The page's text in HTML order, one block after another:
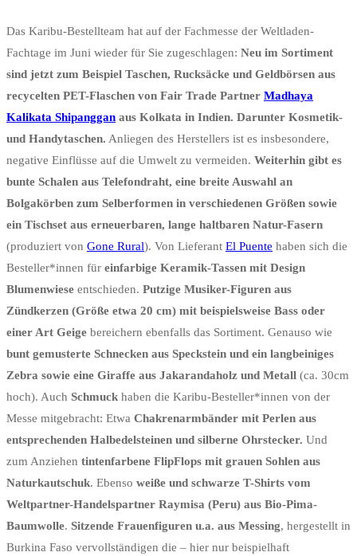
Das Karibu-Bestellteam hat auf der Fachmesse der Weltladen-
Fachtage im Juni wieder für Sie zugeschlagen: Neu im Sortiment
sind jetzt zum Beispiel Taschen, Rucksäcke und Geldbörsen aus
recycelten PET-Flaschen von Fair Trade Partner Madhaya
Kalikata Shipanggan aus Kolkata in Indien. Darunter Kosmetik-
und Handytaschen. Anliegen des Herstellers ist es insbesondere,
negative Einflüsse auf die Umwelt zu vermeiden. Weiterhin gibt es
bunte Schalen aus Telefondraht, eine breite Auswahl an
Bolgakörben zum Selberformen in verschiedenen Größen sowie
ein Tischset aus erneuerbaren, lange haltbaren Natur-Fasern
(produziert von Gone Rural). Von Lieferant El Puente haben sich die
Besteller*innen für einfarbige Keramik-Tassen mit Design
Blumenwiese entschieden. Putzige Musiker-Figuren aus
Zündkerzen (Größe etwa 20 cm) mit beispielsweise Bass oder
einer Art Geige bereichern ebenfalls das Sortiment. Genauso wie
bunt gemusterte Schnecken aus Speckstein und ein langbeiniges
Zebra sowie eine Giraffe aus Jakarandaholz und Metall (ca. 30cm
hoch). Auch Schmuck haben die Karibu-Besteller*innen von der
Messe mitgebracht: Etwa Chakrenarmbänder mit Perlen aus
entsprechenden Halbedelsteinen und silberne Ohrstecker. Und
zum Anziehen tintenfarbene FlipFlops mit grauen Sohlen aus
Naturkautschuk. Ebenso weiße und schwarze T-Shirts vom
Weltpartner-Handelspartner Raymisa (Peru) aus Bio-Pima-
Baumwolle. Sitzende Frauenfiguren u.a. aus Messing, hergestellt in
Burkina Faso vervollständigen die – hier nur beispielhaft